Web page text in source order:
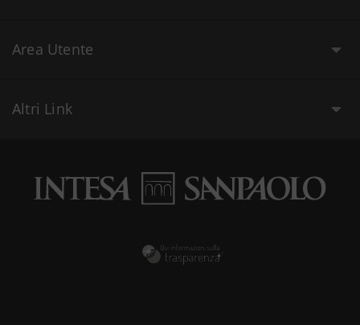
Area Utente
Altri Link